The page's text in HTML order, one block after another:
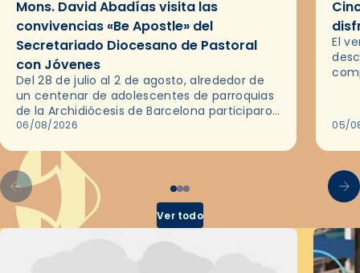
Mons. David Abadías visita las
convivencias «Be Apostle» del
Secretariado Diocesano de Pastoral
con Jóvenes
Del 28 de julio al 2 de agosto, alrededor de
un centenar de adolescentes de parroquias
de la Archidiócesis de Barcelona participaron
en las convivencias Be Apostle, organizadas
06/08/2026
El
05/
Ver todo